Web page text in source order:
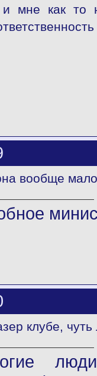
мне как то
вообще мало
клубе,